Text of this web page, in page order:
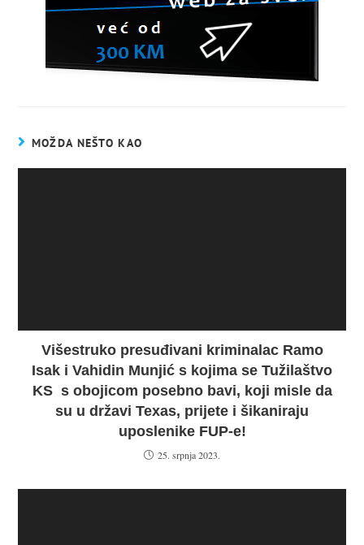
MOŽDA NEŠTO KAO
Višestruko presuđivani kriminalac Ramo
Isak i Vahidin Munjić s kojima se Tužilaštvo
KS s obojicom posebno bavi, koji misle da
su u državi Texas, prijete i šikaniraju
uposlenike FUP-e!
25. srpnja 2023.